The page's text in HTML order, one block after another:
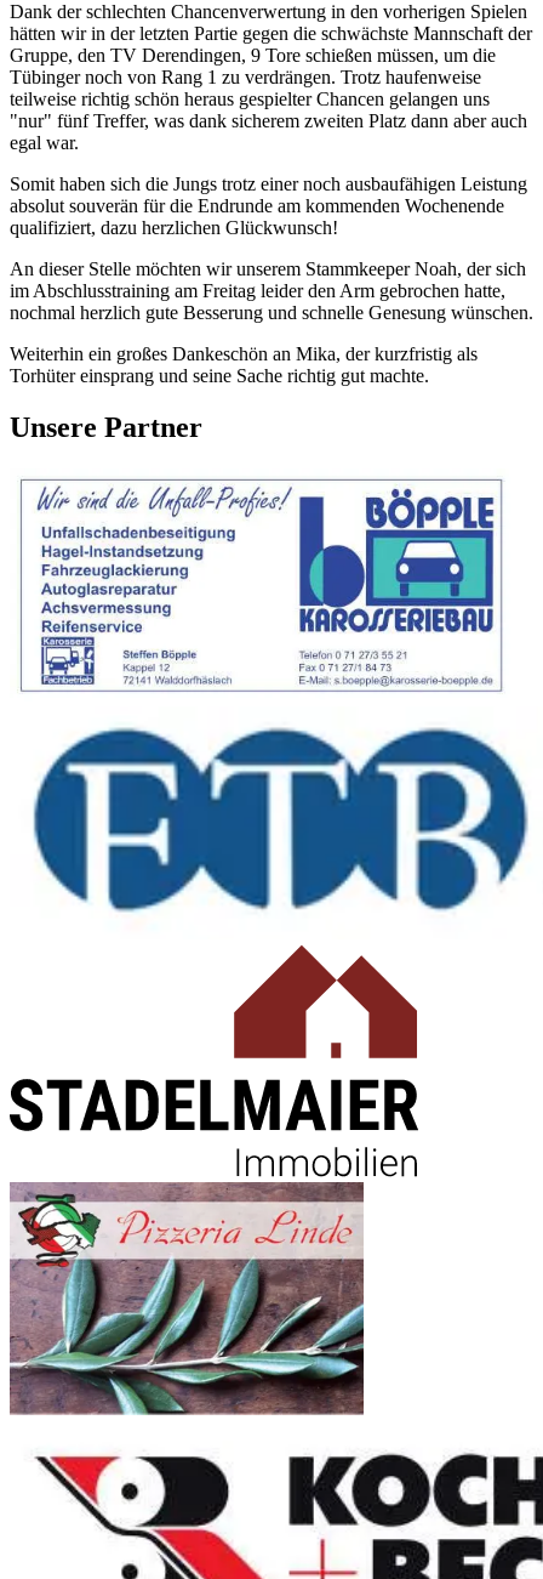
Dank der schlechten Chancenverwertung in den vorherigen Spielen
hätten wir in der letzten Partie gegen die schwächste Mannschaft der
Gruppe, den TV Derendingen, 9 Tore schießen müssen, um die
Tübinger noch von Rang 1 zu verdrängen. Trotz haufenweise
teilweise richtig schön heraus gespielter Chancen gelangen uns
"nur" fünf Treffer, was dank sicherem zweiten Platz dann aber auch
egal war.
Somit haben sich die Jungs trotz einer noch ausbaufähigen Leistung
absolut souverän für die Endrunde am kommenden Wochenende
qualifiziert, dazu herzlichen Glückwunsch!
An dieser Stelle möchten wir unserem Stammkeeper Noah, der sich
im Abschlusstraining am Freitag leider den Arm gebrochen hatte,
nochmal herzlich gute Besserung und schnelle Genesung wünschen.
Weiterhin ein großes Dankeschön an Mika, der kurzfristig als
Torhüter einsprang und seine Sache richtig gut machte.
Unsere Partner